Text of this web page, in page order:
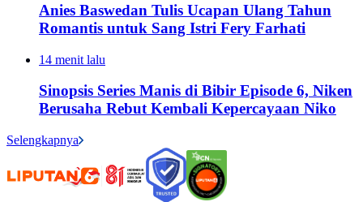
Anies Baswedan Tulis Ucapan Ulang Tahun
Romantis untuk Sang Istri Fery Farhati
14 menit lalu
Sinopsis Series Manis di Bibir Episode 6, Niken
Berusaha Rebut Kembali Kepercayaan Niko
Selengkapnya